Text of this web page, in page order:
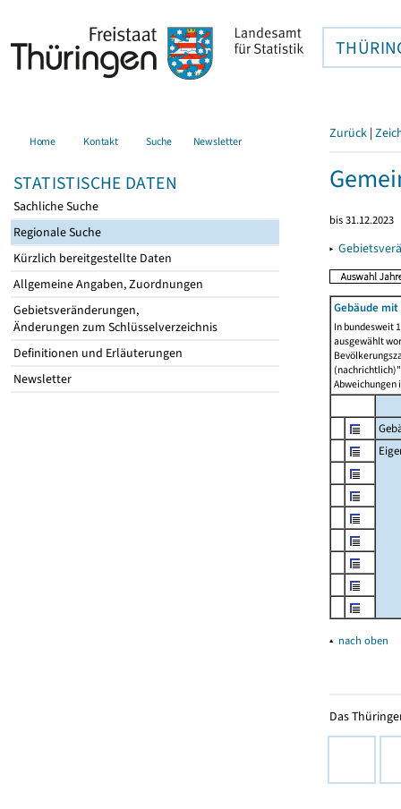
Home Kontakt Suche Newsletter
STATISTISCHE DATEN
Sachliche Suche
Regionale Suche
Kürzlich bereitgestellte Daten
Allgemeine Angaben, Zuordnungen
Gebietsveränderungen,
Änderungen zum Schlüsselverzeichnis
Definitionen und Erläuterungen
Newsletter
Zurück |
bis 31.12.2023
▸
Gebäude
In bundesweit
ausgewählt
Abweichungen
▴ nach oben
Das